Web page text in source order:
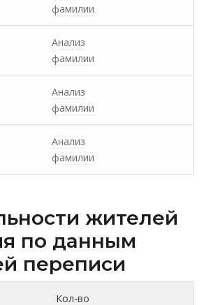
фамилии
Анализ
фамилии
Анализ
фамилии
Анализ
фамилии
жителей
по данным
переписи
Кол-во